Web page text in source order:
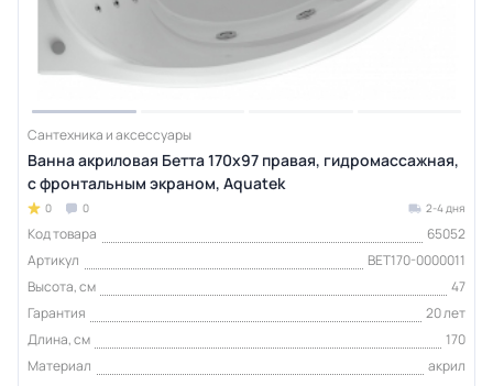
Сантехника и аксессуары
Ванна акриловая Бетта 170х97 правая, гидромассажная,
с фронтальным экраном, Aquatek
0 0 2-4 дня
Код товара
65052
Артикул
BET170-0000011
Высота, см
47
Гарантия
20 лет
Длина, см
170
Материал
акрил